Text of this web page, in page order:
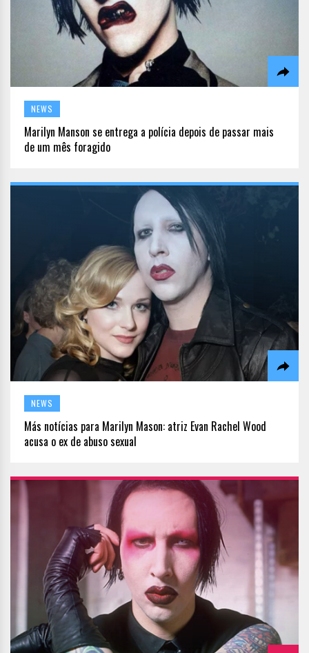
NEWS
Marilyn Manson se entrega a polícia depois de passar mais
de um mês foragido
NEWS
Más notícias para Marilyn Mason: atriz Evan Rachel Wood
acusa o ex de abuso sexual